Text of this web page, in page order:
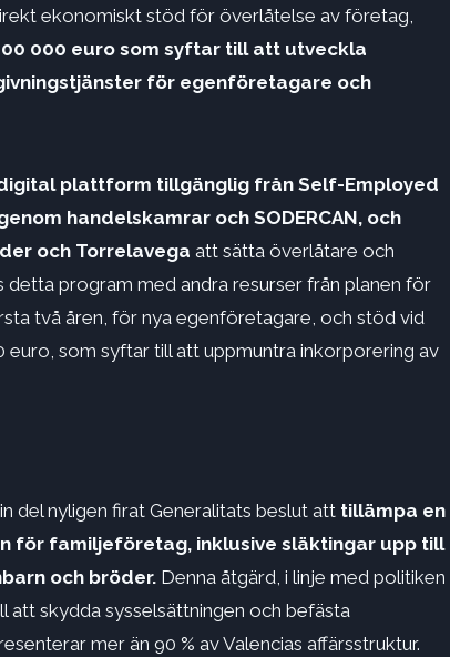
ekonomiskt stöd för överlåtelse av företag,
000 euro som syftar till att utveckla
för egenföretagare och
plattform tillgänglig från Self-Employed
handelskamrar och SODERCAN, och
och Torrelavega att sätta överlåtare och
program med andra resurser från planen för
två åren, för nya egenföretagare, och stöd vid
som syftar till att uppmuntra inkorporering av
del nyligen firat Generalitats beslut att tillämpa en
för familjeföretag, inklusive släktingar upp till
och bröder. Denna åtgärd, i linje med politiken
att skydda sysselsättningen och befästa
mer än 90 % av Valencias affärsstruktur.